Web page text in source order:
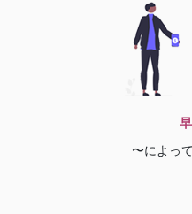
〜によっ